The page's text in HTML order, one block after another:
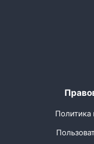
Политика